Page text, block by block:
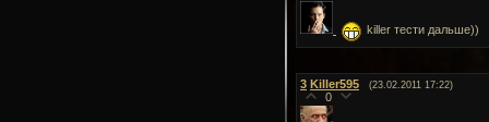
killer тести дальше))
3 Killer595 (23.02.2011 17:22)
0